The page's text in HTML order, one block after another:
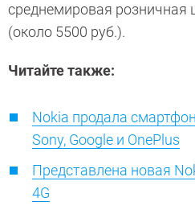
среднемировая розничная
(около 5500 руб.).
Читайте также:
Nokia продала
Sony, Google и OnePlus
Представлена новая
4G